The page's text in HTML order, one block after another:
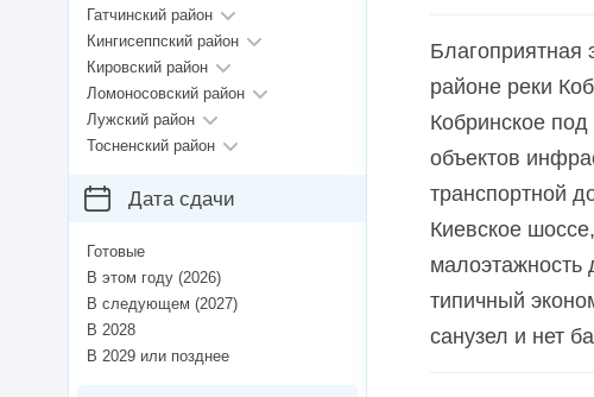
Благоприятная
районе реки
Кобринское
объектов
транспортной
Киевское
малоэтажность
типичный
санузел и нет
Гатчинский район
Кингисеппский район
Кировский район
Ломоносовский район
Лужский район
Тосненский район
Дата сдачи
Готовые
В этом году (2026)
В следующем (2027)
В 2028
В 2029 или позднее